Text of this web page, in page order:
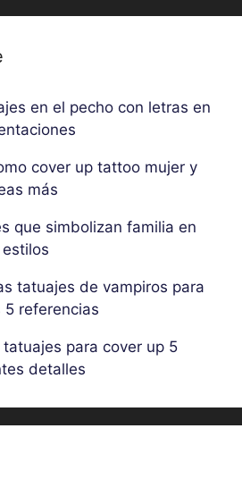
en el pecho con letras en
cover up tattoo mujer y
más
que simbolizan familia en
tatuajes de vampiros para
5 referencias
tatuajes para cover up 5
detalles